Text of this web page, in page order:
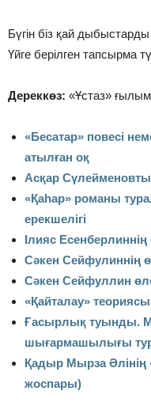
Бүгін біз қай
Үйге берілген тапсырма
Дереккөз: «Ұстаз»
«Бесатар» повесі
атылған оқ
Асқар
«Қаһар» романы
ерекшелігі
Ілияс
Сәкен Сейфулиннің
Сәкен Сейфуллин
«Қайталау» теориясы
Ғасырлық туынды.
шығармашылығы
Қадыр Мырза Әлінің
жоспары)